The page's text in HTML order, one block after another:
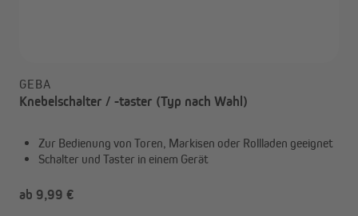
GEBA
Knebelschalter / -taster (Typ nach Wahl)
Zur Bedienung von Toren, Markisen oder Rollladen geeignet
Schalter und Taster in einem Gerät
ab 9,99 €